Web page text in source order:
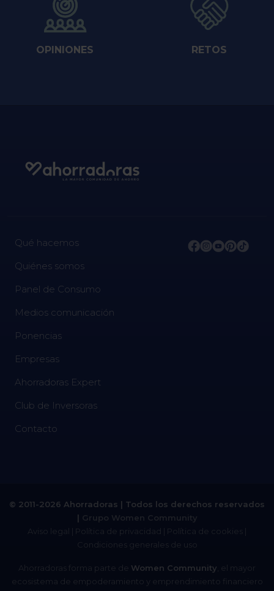
OPINIONES RETOS
Qué hacemos
Quiénes somos
Panel de Consumo
Medios comunicación
Ponencias
Empresas
Ahorradoras Expert
Club de Inversoras
Contacto
© 2011-2026 Ahorradoras | Todos los derechos reservados
| Grupo Women Community
Aviso legal
Política de privacidad Política de cookies
Condiciones generales de uso
Ahorradoras forma parte de Women Community , el mayor
ecosistema de empoderamiento y emprendimiento financiero